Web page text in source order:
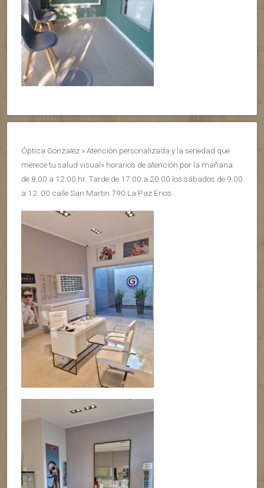
Óptica Gonzalez » Atención personalizada y la seriedad que
merece tu salud visual» horarios de atención por la mañana:
de 8:00 a 12:00 hr. Tarde de 17:00 a 20:00 los sábados de 9:00
a 12: 00 calle San Martin 790 La Paz Erios.